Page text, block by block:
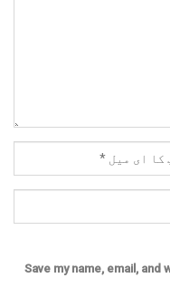
Save my name, email,